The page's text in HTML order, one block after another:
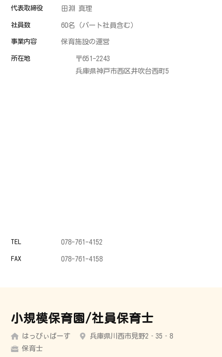
代表取締役 田淵 真理
社員数 60名（パート社員含む）
事業内容 保育施設の運営
所在地
〒651-2243
兵庫県神戸市西区井吹台西町5
TEL 078-761-4152
FAX 078-761-4158
小規模保育園/社員保育士
はっぴぃばーす
兵庫県川西市見野2‐35‐8
保育士